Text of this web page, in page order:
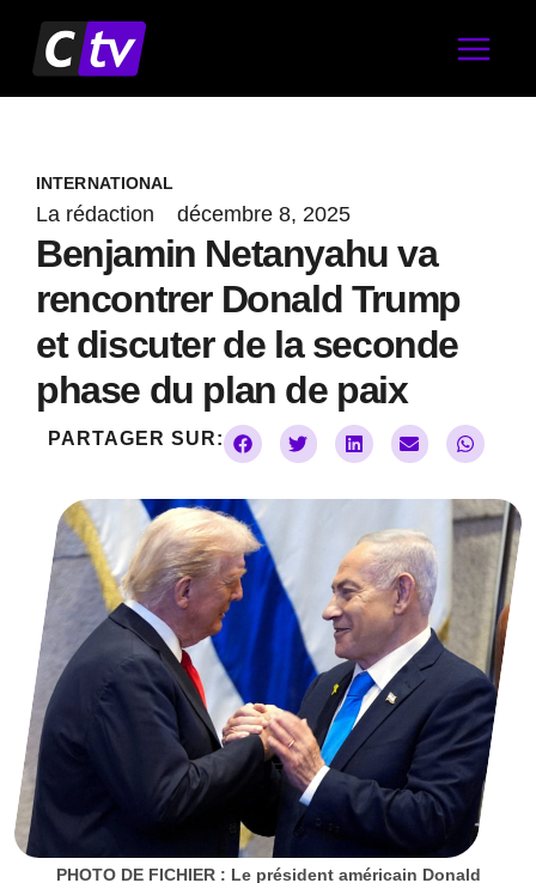
contenu
INTERNATIONAL
La rédaction décembre 8, 2025
Benjamin Netanyahu va
rencontrer Donald Trump
et discuter de la seconde
phase du plan de paix
PARTAGER SUR:
PHOTO DE FICHIER : Le président américain Donald